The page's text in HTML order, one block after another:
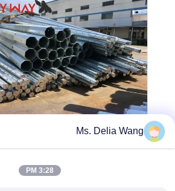
11.9 متر 940دان أعمدة كهرباء فولاذية
مجلفنة بسماكة 2.5 ملم - 16 ملم لنقل
Ms. Delia Wang
3:28 PM